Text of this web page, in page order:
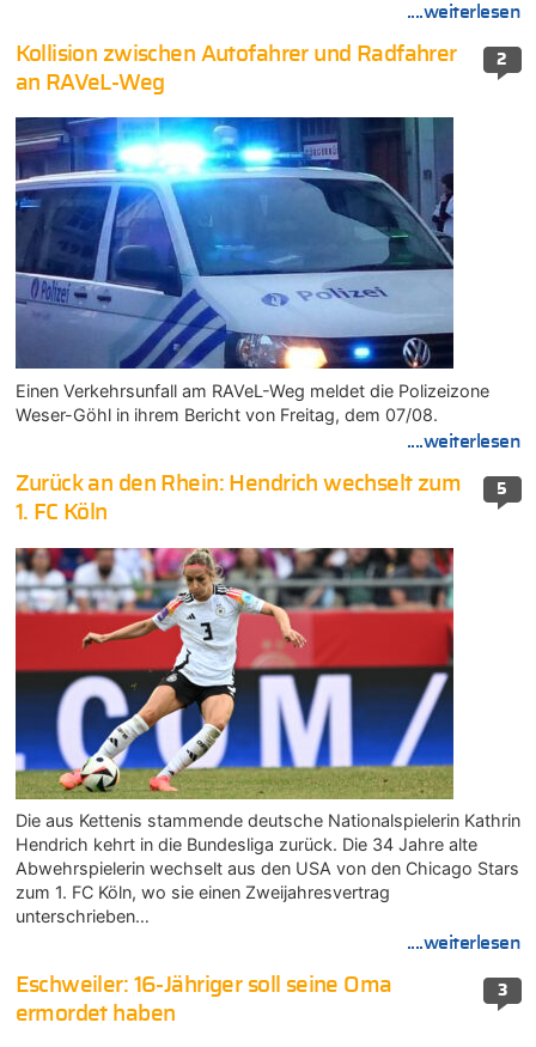
....weiterlesen
2
Kollision zwischen Autofahrer und Radfahrer
an RAVeL-Weg
Einen Verkehrsunfall am RAVeL-Weg meldet die Polizeizone
Weser-Göhl in ihrem Bericht von Freitag, dem 07/08.
....weiterlesen
5
Zurück an den Rhein: Hendrich wechselt zum
1. FC Köln
Die aus Kettenis stammende deutsche Nationalspielerin Kathrin
Hendrich kehrt in die Bundesliga zurück. Die 34 Jahre alte
Abwehrspielerin wechselt aus den USA von den Chicago Stars
zum 1. FC Köln, wo sie einen Zweijahresvertrag
unterschrieben…
....weiterlesen
3
Eschweiler: 16-Jähriger soll seine Oma
ermordet haben